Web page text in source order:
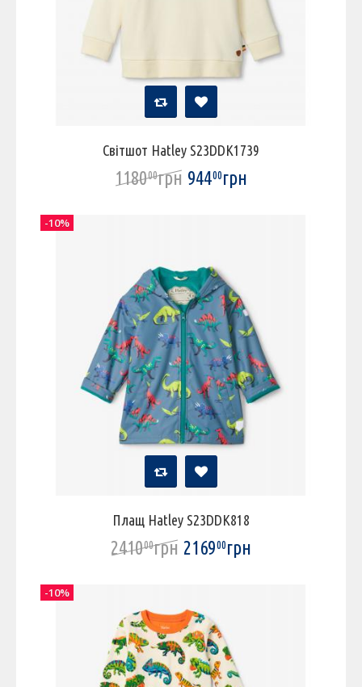
Світшот Hatley S23DDK1739
118000грн 94400грн
Плащ Hatley S23DDK818
241000грн 216900грн
-10%
-10%